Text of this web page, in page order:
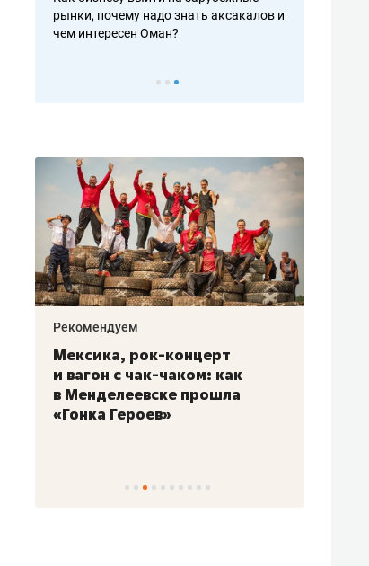
рынки, почему надо знать аксакалов и
чем интересен Оман?
Рекомендуем
Мексика, рок-концерт
и вагон с чак-чаком: как
в Менделеевске прошла
«Гонка Героев»